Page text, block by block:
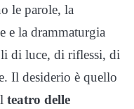
le parole, la
e la drammaturgia
di luce, di riflessi, di
Il desiderio è quello
teatro delle